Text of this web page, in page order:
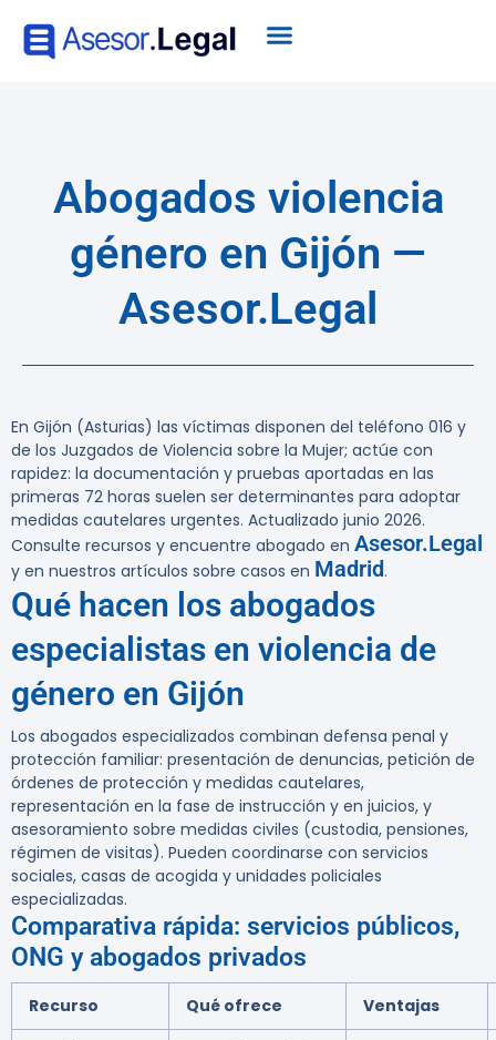
Abogados violencia
género en Gijón —
Asesor.Legal
En Gijón (Asturias) las víctimas disponen del teléfono 016 y
de los Juzgados de Violencia sobre la Mujer; actúe con
rapidez: la documentación y pruebas aportadas en las
primeras 72 horas suelen ser determinantes para adoptar
medidas cautelares urgentes. Actualizado junio 2026.
Consulte recursos y encuentre abogado en Asesor.Legal
y en nuestros artículos sobre casos en Madrid.
Qué hacen los abogados
especialistas en violencia de
género en Gijón
Los abogados especializados combinan defensa penal y
protección familiar: presentación de denuncias, petición de
órdenes de protección y medidas cautelares,
representación en la fase de instrucción y en juicios, y
asesoramiento sobre medidas civiles (custodia, pensiones,
régimen de visitas). Pueden coordinarse con servicios
sociales, casas de acogida y unidades policiales
especializadas.
Comparativa rápida: servicios públicos,
ONG y abogados privados
Recurso Qué ofrece Ventajas